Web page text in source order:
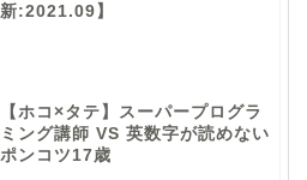
新:2021.09】
【ホコ×タテ】スーパープログラ
ミング講師 VS 英数字が読めない
ポンコツ17歳